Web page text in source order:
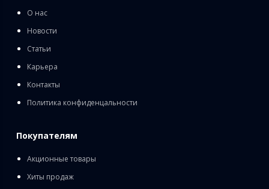
О нас
Новости
Статьи
Карьера
Контакты
Политика конфиденцальности
Покупателям
Акционные товары
Хиты продаж